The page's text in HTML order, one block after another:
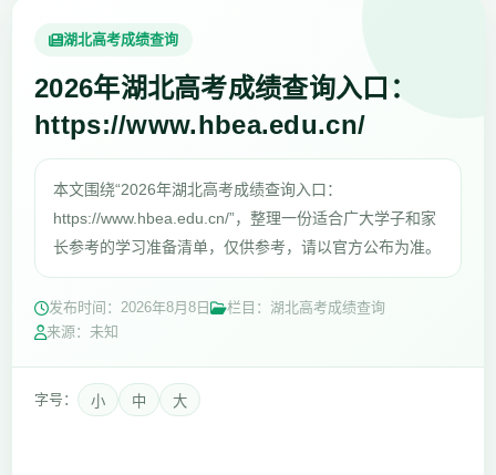
湖北高考成绩查询
2026年湖北高考成绩查询入口：
https://www.hbea.edu.cn/
本文围绕“2026年湖北高考成绩查询入口：
https://www.hbea.edu.cn/”，整理一份适合广大学子和家
长参考的学习准备清单，仅供参考，请以官方公布为准。
发布时间： 2026年8月8日
栏目：湖北高考成绩查询
来源：未知
字号： 小 中 大